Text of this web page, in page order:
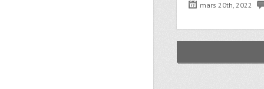
mars 20th, 2022